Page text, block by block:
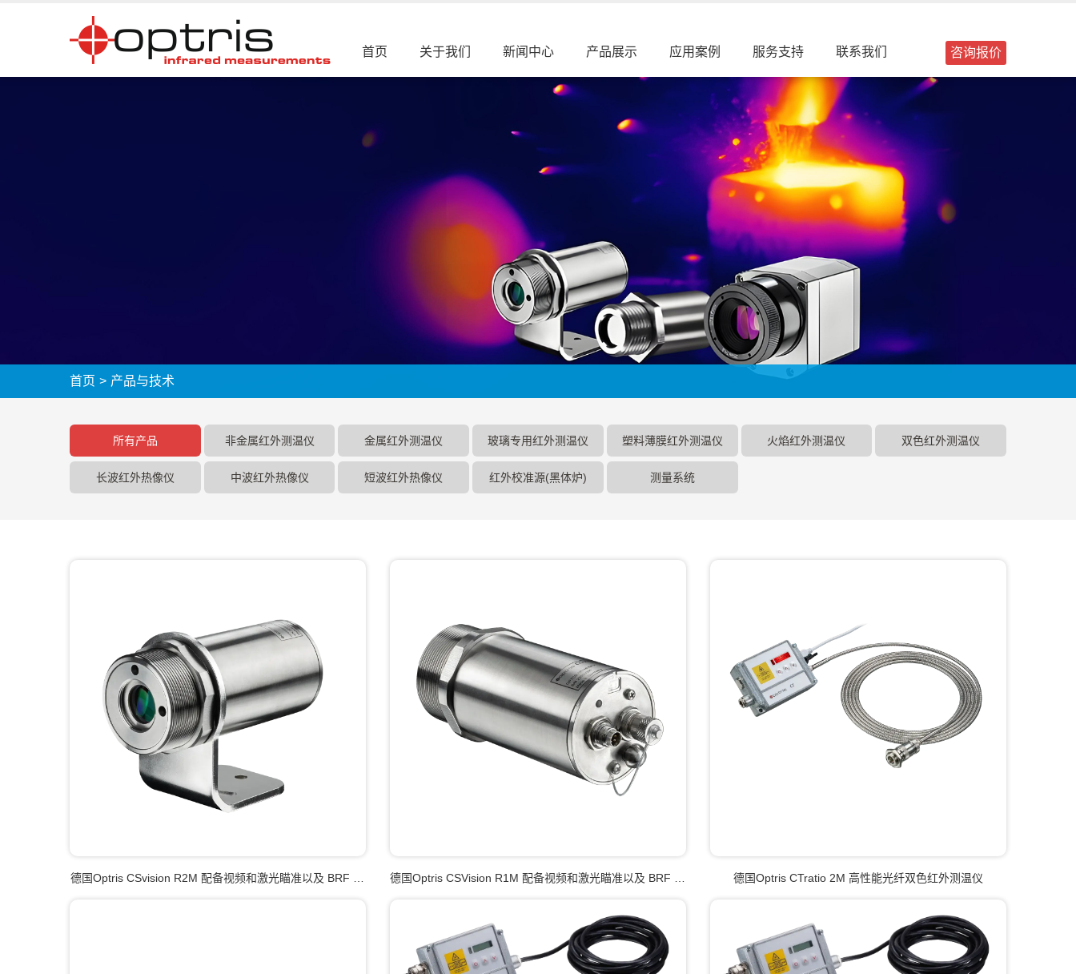
首页 关于我们 新闻中心 产品展示 应用案例 服务支持 联系我们 咨询报价
海
首页 > 产品与技术
所有产品 非金属红外测温仪 金属红外测温仪 玻璃专用红外测温仪 塑料薄膜红外测温仪 火焰红外测温仪 双色红外测温仪
长波红外热像仪 中波红外热像仪 短波红外热像仪 红外校准源(黑体炉) 测量系统
德国Optris CSvision R2M 配备视频和激光瞄准以及 BRF 技
德国Optris CSVision R1M 配备视频和激光瞄准以及 BRF 技
德国Optris CTratio 2M 高性能光纤双色红外测温仪